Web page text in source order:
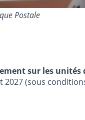
Postale
sur les unités
2027 (sous